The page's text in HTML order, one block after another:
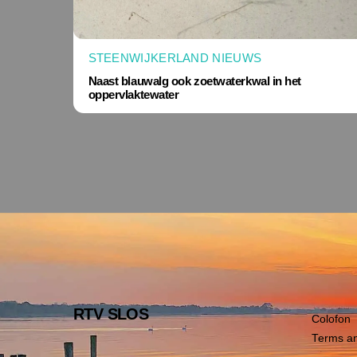
STEENWIJKERLAND NIEUWS
Naast blauwalg ook zoetwaterkwal in het
oppervlaktewater
RTV SLOS Colofon
Terms